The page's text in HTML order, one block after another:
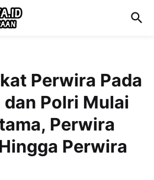
Perwira Pada
Polri Mulai
Perwira
Perwira